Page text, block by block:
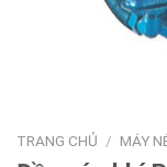
TRANG CHỦ / MÁY